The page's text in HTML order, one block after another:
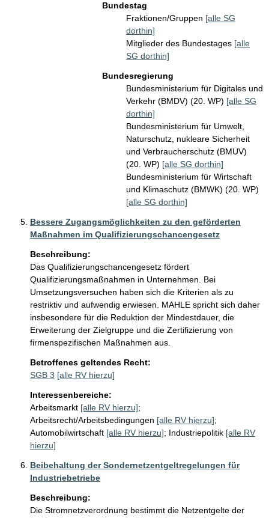
Bundestag
Fraktionen/Gruppen [alle SG
dorthin]
Mitglieder des Bundestages [alle
SG dorthin]
Bundesregierung
Bundesministerium für Digitales und
Verkehr (BMDV) (20. WP) [alle SG
dorthin]
Bundesministerium für Umwelt,
Naturschutz, nukleare Sicherheit
und Verbraucherschutz (BMUV)
(20. WP) [alle SG dorthin]
Bundesministerium für Wirtschaft
und Klimaschutz (BMWK) (20. WP)
[alle SG dorthin]
Bessere Zugangsmöglichkeiten zu den geförderten
Maßnahmen im Qualifizierungschancengesetz
Beschreibung:
Das Qualifizierungschancengesetz fördert
Qualifizierungsmaßnahmen in Unternehmen. Bei
Umsetzungsversuchen haben sich die Kriterien als zu
restriktiv und aufwendig erwiesen. MAHLE spricht sich daher
insbesondere für die Reduktion der Mindestdauer, die
Erweiterung der Zielgruppe und die Zertifizierung von
firmenspezifischen Maßnahmen aus.
Betroffenes geltendes Recht:
SGB 3 [alle RV hierzu]
Interessenbereiche:
Arbeitsmarkt [alle RV hierzu];
Arbeitsrecht/Arbeitsbedingungen [alle RV hierzu];
Automobilwirtschaft [alle RV hierzu]; Industriepolitik [alle RV
hierzu]
Beibehaltung der Sondernetzentgeltregelungen für
Industriebetriebe
Beschreibung:
Die Stromnetzverordnung bestimmt die Netzentgelte der